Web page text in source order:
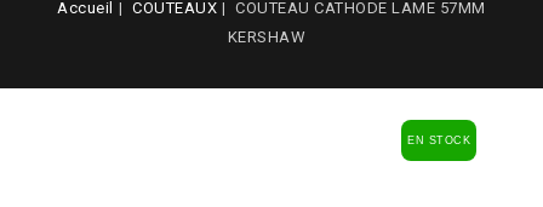
Accueil COUTEAUX
COUTEAU CATHODE LAME 57MM
KERSHAW
EN STOCK